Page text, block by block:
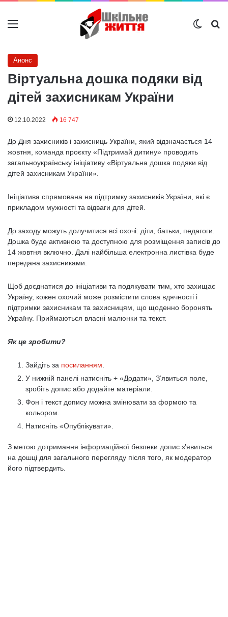
Меню
Анонс
Віртуальна дошка подяки від
дітей захисникам України
12.10.2022 16 747
До Дня захисників і захисниць України, який відзначається 14
жовтня, команда проєкту «Підтримай дитину» проводить
загальноукраїнську ініціативу «Віртуальна дошка подяки від
дітей захисникам України».
Ініціатива спрямована на підтримку захисників України, які є
прикладом мужності та відваги для дітей.
До заходу можуть долучитися всі охочі: діти, батьки, педагоги.
Дошка буде активною та доступною для розміщення записів до
14 жовтня включно. Далі найбільша електронна листівка буде
передана захисниками.
Щоб доєднатися до ініціативи та подякувати тим, хто захищає
Україну, кожен охочий може розмістити слова вдячності і
підтримки захисникам та захисницям, що щоденно боронять
Україну. Приймаються власні малюнки та текст.
Як це зробити?
Зайдіть за посиланням
У нижній панелі натисніть + «Додати», З’явиться поле,
зробіть допис або додайте матеріали.
Фон і текст допису можна змінювати за формою та
кольором.
Натисніть «Опублікувати».
З метою дотримання інформаційної безпеки допис з’явиться
на дошці для загального перегляду після того, як модератор
його підтвердить.